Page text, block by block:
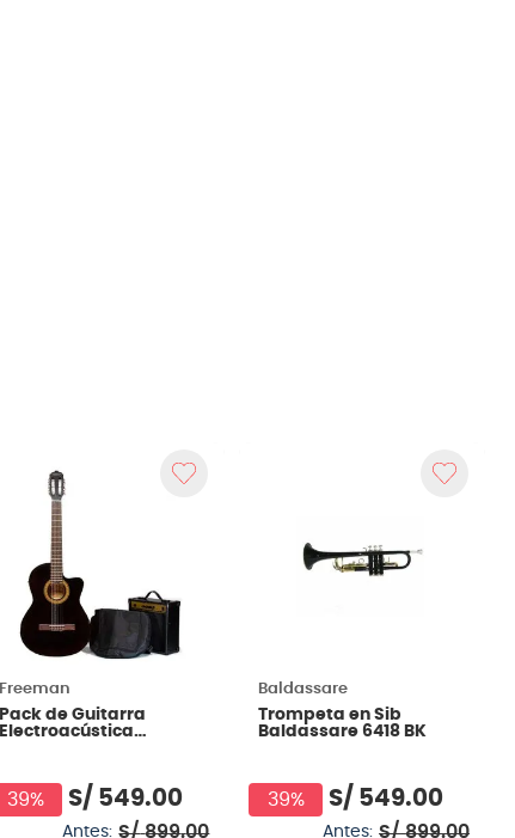
Freeman
Pack de Guitarra
Electroacústica
39% S/ 549.00
Antes: S/ 899.00
Baldassare
Trompeta en Sib
Baldassare 6418 BK
39% S/ 549.00
Antes: S/ 899.00